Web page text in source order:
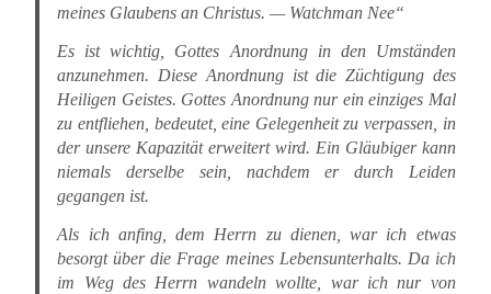
meines Glaubens an Christus. — Watchman Nee“
Es ist wichtig, Gottes Anordnung in den Umständen
anzunehmen. Diese Anordnung ist die Züchtigung des
Heiligen Geistes. Gottes Anordnung nur ein einziges Mal
zu entfliehen, bedeutet, eine Gelegenheit zu verpassen, in
der unsere Kapazität erweitert wird. Ein Gläubiger kann
niemals derselbe sein, nachdem er durch Leiden
gegangen ist.
Als ich anfing, dem Herrn zu dienen, war ich etwas
besorgt über die Frage meines Lebensunterhalts. Da ich
im Weg des Herrn wandeln wollte, war ich nur von